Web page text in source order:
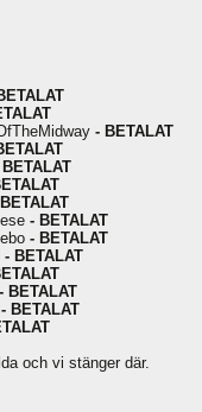
- BETALAT
- BETALAT
- BETALAT
- BETALAT
- BETALAT
- BETALAT
och vi stänger där.